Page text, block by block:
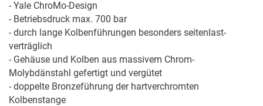
- Yale ChroMo-Design
- Betriebsdruck max. 700 bar
- durch lange Kolbenführungen besonders seitenlast­
verträglich
- Gehäuse und Kolben aus massivem Chrom-
Molybdänstahl gefertigt und vergütet
- doppelte Bronzeführung der hartverchromten
Kolbenstange